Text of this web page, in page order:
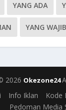
YANG ADA
YANG WAJIB
2026 Okezone24
Info Iklan
Kode
Pedoman Media